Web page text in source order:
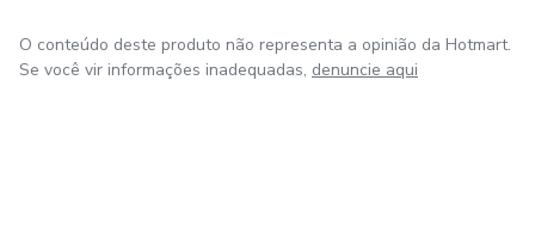
O conteúdo deste produto não representa a opinião da Hotmart.
Se você vir informações inadequadas, denuncie aqui